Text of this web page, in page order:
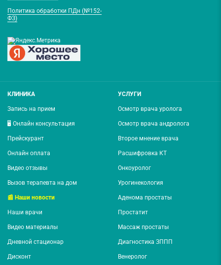
Политика обработки ПДн (№152-
ФЗ)
КЛИНИКА
Запись на прием
🖥️ Онлайн консультация
Прейскурант
Онлайн оплата
Видео отзывы
Вызов терапевта на дом
📰 Наши новости
Наши врачи
Видео материалы
Дневной стационар
Дисконт
УСЛУГИ
Осмотр врача уролога
Осмотр врача андролога
Второе мнение врача
Расшифровка КТ
Онкоуролог
Урогинекология
Аденома простаты
Простатит
Массаж простаты
Диагностика ЗППП
Венеролог